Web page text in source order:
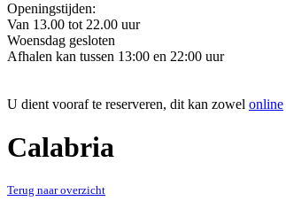
Openingstijden:
Van 13.00 tot 22.00 uur
Woensdag gesloten
Afhalen kan tussen 13:00 en 22:00 uur
U dient vooraf te reserveren, dit kan zowel online
Calabria
Terug naar overzicht